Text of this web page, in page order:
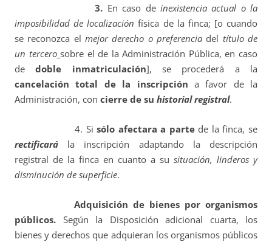
3. En caso deinexistencia actual o la
imposibilidad de localización física de la finca; [o cuando
se reconozca el mejor derecho o preferencia del título de
un tercero sobre el de la Administración Pública, en caso
dedoble inmatriculación], se procederá a la
cancelación total de la inscripción a favor de la
Administración, con cierre de su historial registral.
4. Sisólo afectara a partede la finca, se
rectificará la inscripción adaptando la descripción
registral de la finca en cuanto a su situación, linderos y
disminución de superficie.
Adquisición de bienes por organismos
públicos. Según la Disposición adicional cuarta, los
bienes y derechos que adquieran los organismos públicos